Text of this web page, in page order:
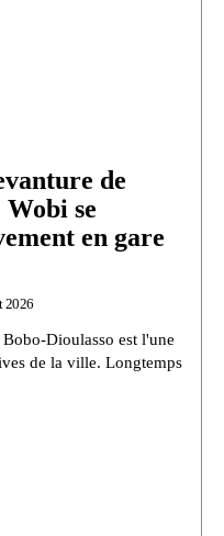
de
se
en gare
2026
Dioulasso est l'une
de la ville.‎ Longtemps